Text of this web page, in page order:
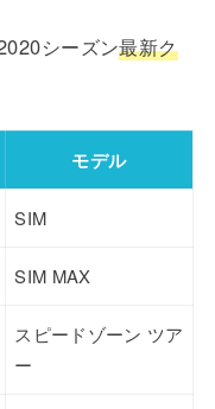
シーズン最新ク
モデル
SIM
SIM MAX
スピードゾーン ツア
ー